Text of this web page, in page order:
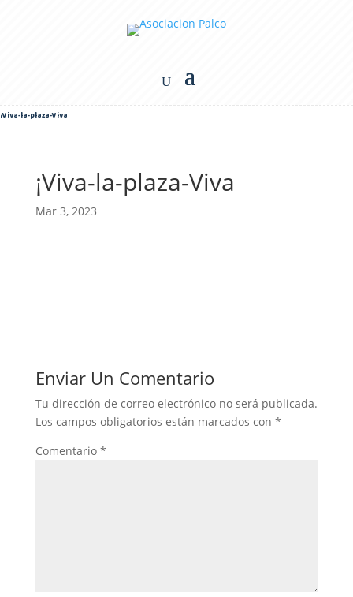
¡Viva-la-plaza-Viva
¡Viva-la-plaza-Viva
Mar 3, 2023
Enviar Un Comentario
Tu dirección de correo electrónico no será publicada.
Los campos obligatorios están marcados con *
Comentario *